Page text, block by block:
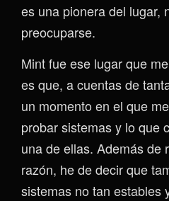
es una pionera del lugar,
preocuparse.
Mint fue ese lugar que
es que, a cuentas de
un momento en el que
probar sistemas y lo que
una de ellas. Además de
razón, he de decir que
sistemas no tan estables